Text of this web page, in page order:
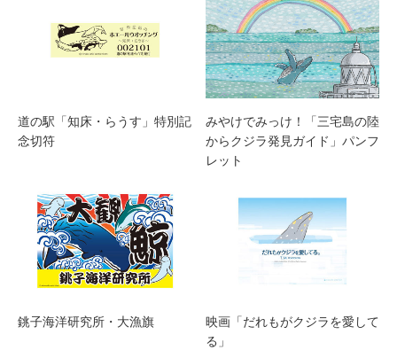
道の駅「知床・らうす」特別記
念切符
みやけでみっけ！「三宅島の陸
からクジラ発見ガイド」パンフ
レット
銚子海洋研究所・大漁旗
映画「だれもがクジラを愛して
る」